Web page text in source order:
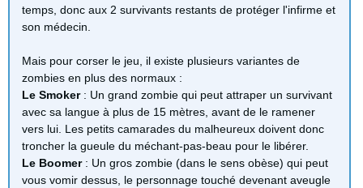
temps, donc aux 2 survivants restants de protéger l'infirme et
son médecin.
Mais pour corser le jeu, il existe plusieurs variantes de
zombies en plus des normaux :
Le Smoker: Un grand zombie qui peut attraper un survivant
avec sa langue à plus de 15 mètres, avant de le ramener
vers lui. Les petits camarades du malheureux doivent donc
troncher la gueule du méchant-pas-beau pour le libérer.
Le Boomer: Un gros zombie (dans le sens obèse) qui peut
vous vomir dessus, le personnage touché devenant aveugle